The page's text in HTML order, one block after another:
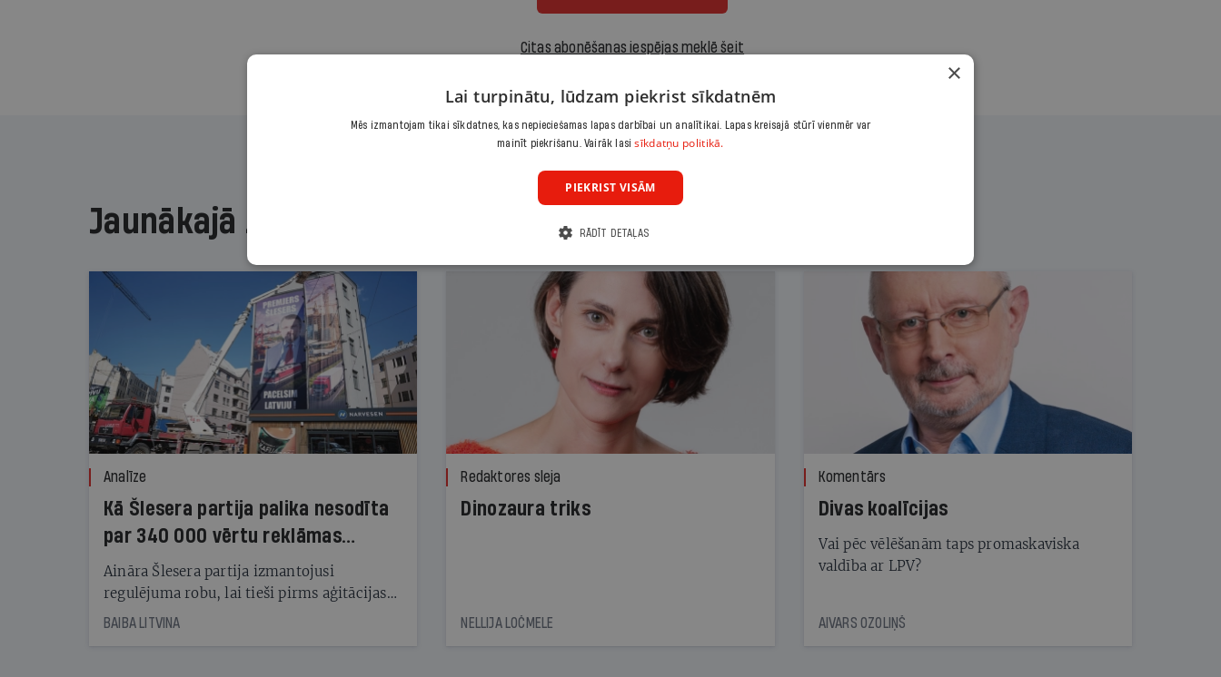
Citas abonēšanas iespējas meklē šeit
Jaunākajā žurnālā
Analīze
Kā Šlesera partija palika nesodīta
par 340 000 vērtu reklāmas
kampaņu
Aināra Šlesera partija izmantojusi
regulējuma robu, lai tieši pirms aģitācijas
starta izreklamētos par summu, kas
BAIBA LITVINA
Redaktores sleja
Dinozaura triks
NELLIJA LOČMELE
Komentārs
Divas koalīcijas
Vai pēc vēlēšanām taps promaskaviska
valdība ar LPV?
AIVARS OZOLIŅŠ
×
Lai turpinātu, lūdzam piekrist sīkdatnēm
Mēs izmantojam tikai sīkdatnes, kas nepieciešamas lapas darbībai un analītikai. Lapas kreisajā stūrī vienmēr var
mainīt piekrišanu. Vairāk lasisīkdatņu politikā.
PIEKRIST VISĀM
RĀDĪT DETAĻAS